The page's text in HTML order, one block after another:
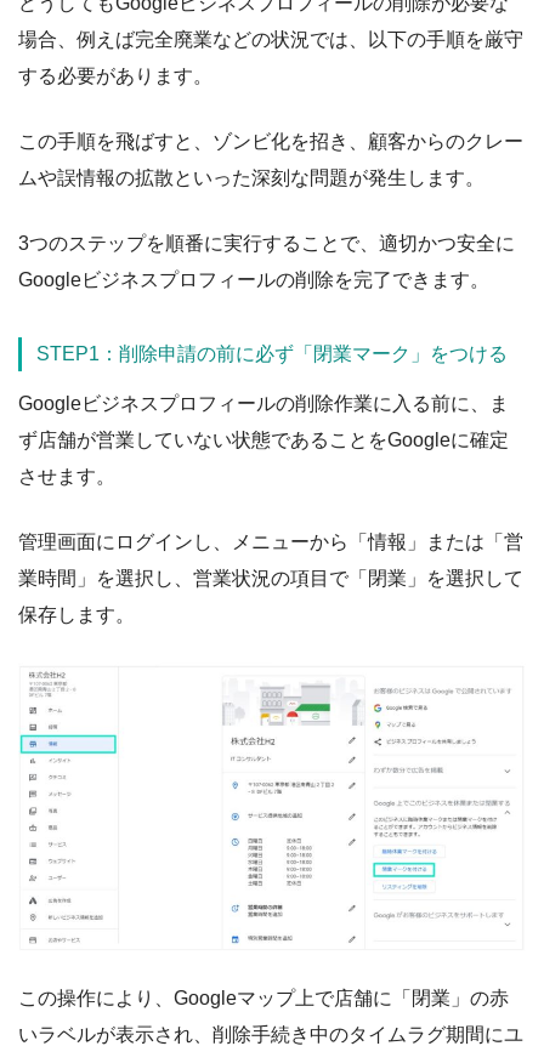
場合、例えば完全廃業などの状況では、以下の手順を厳守
する必要があります。
この手順を飛ばすと、ゾンビ化を招き、顧客からのクレー
ムや誤情報の拡散といった深刻な問題が発生します。
3つのステップを順番に実行することで、適切かつ安全に
Googleビジネスプロフィールの削除を完了できます。
STEP1：削除申請の前に必ず「閉業マーク」をつける
Googleビジネスプロフィールの削除作業に入る前に、ま
ず店舗が営業していない状態であることをGoogleに確定
させます。
管理画面にログインし、メニューから「情報」または「営
業時間」を選択し、営業状況の項目で「閉業」を選択して
保存します。
この操作により、Googleマップ上で店舗に「閉業」の赤
いラベルが表示され、削除手続き中のタイムラグ期間にユ